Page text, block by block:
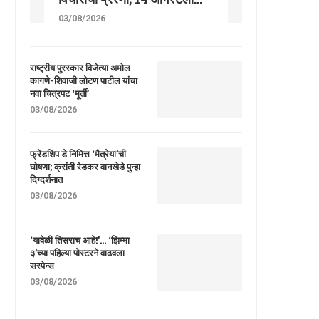
03/08/2026
राष्ट्रीय पुरस्कार विजेत्या अमोल
कागणे-शिवाजी लोटण पाटील यांचा
नवा चित्रपट ‘मूर्ती’
03/08/2026
फ्रेंडशिप डे निमित्त ‘मैत्रेया’ची
घोषणा; क्रांती रेडकर वानखेडे पुन्हा
दिग्दर्शनात
03/08/2026
‘यावेळी तिसराच आहे!’… ‘झिम्मा
३’च्या पहिल्या पोस्टरने वाढवला
सस्पेन्स
03/08/2026